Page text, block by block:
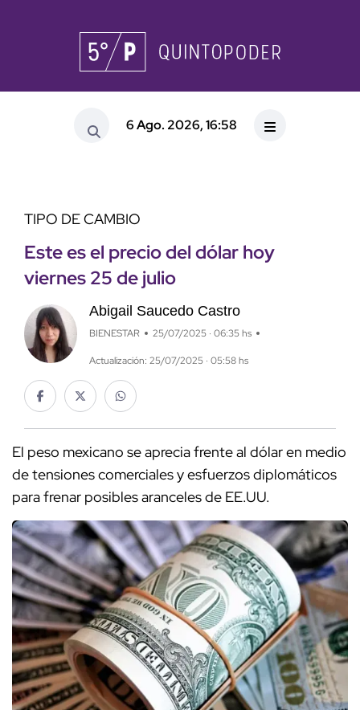
6 Ago. 2026, 16:58
TIPO DE CAMBIO
Este es el precio del dólar hoy
viernes 25 de julio
Abigail Saucedo Castro
BIENESTAR 25/07/2025 · 06:35 hs
Actualización: 25/07/2025 · 05:58 hs
El peso mexicano se aprecia frente al dólar en medio
de tensiones comerciales y esfuerzos diplomáticos
para frenar posibles aranceles de EE.UU.